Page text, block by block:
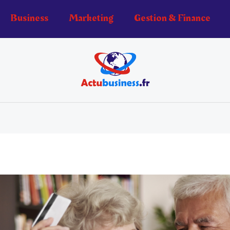
Business Marketing Gestion & Finance